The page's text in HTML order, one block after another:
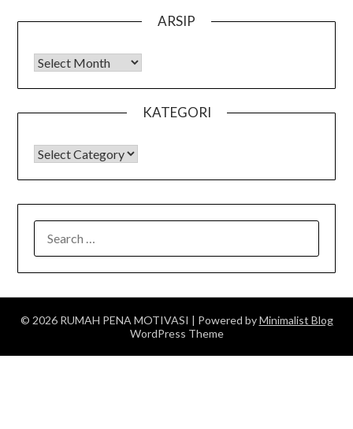
ARSIP
Arsip
KATEGORI
KATEGORI
FOR:
© 2026 RUMAH PENA MOTIVASI | Powered byMinimalist Blog
WordPress Theme